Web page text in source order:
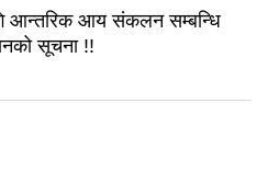
आन्तरिक आय संकलन सम्बन्धि
सूचना !!